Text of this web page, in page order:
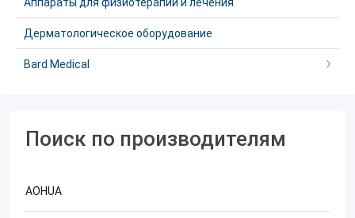
Дерматологическое оборудование
Bard Medical
Поиск по производителям
AOHUA